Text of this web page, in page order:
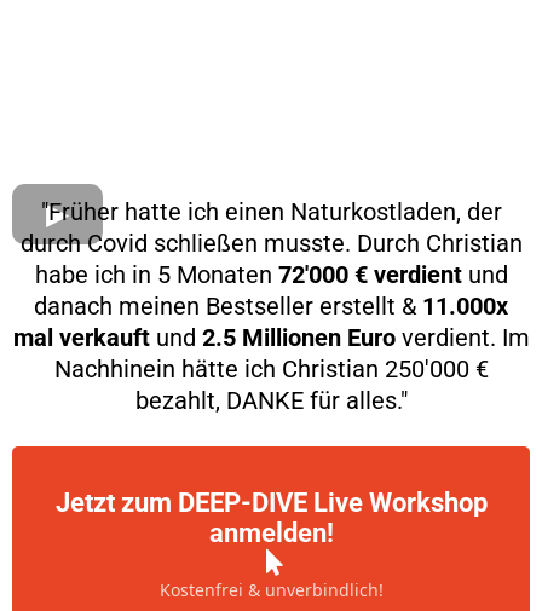
"Früher hatte ich einen Naturkostladen, der
durch Covid schließen musste. Durch Christian
habe ich in 5 Monaten 72'000 € verdient und
danach meinen Bestseller erstellt & 11.000x
mal verkauftund 2.5 Millionen Euroverdient. Im
Nachhinein hätte ich Christian 250'000 €
bezahlt, DANKE für alles."
Jetzt zum DEEP-DIVE Live Workshop
anmelden!
Kostenfrei & unverbindlich!